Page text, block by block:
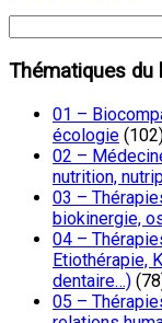
Thématiques du
01 –
écologie
02 –
nutrition,
03 –
biokinergie,
04 –
Etiothérapie,
dentaire…)
05 –